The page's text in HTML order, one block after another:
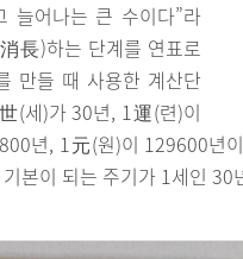
늘어나는 큰 수이다”라
長)하는 단계를 연표로
만들 때 사용한 계산단
(세)가 30년, 1運(련)이
년, 1元(원)이 129600년
본이 되는 주기가 1세인 30